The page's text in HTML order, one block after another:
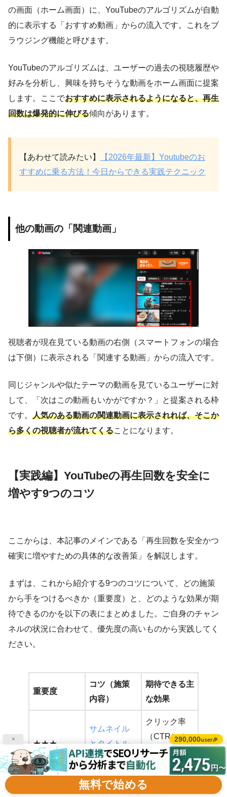
× 290,000user🎉
無料で始める
の画面（ホーム画面）に、YouTubeのアルゴリズムが自動
的に表示する「おすすめ動画」からの流入です。これをブ
ラウジング機能と呼びます。
YouTubeのアルゴリズムは、ユーザーの過去の視聴履歴や
好みを分析し、興味を持ちそうな動画をホーム画面に提案
します。ここでおすすめに表示されるようになると、再生
回数は爆発的に伸びる傾向があります。
【あわせて読みたい】
【2026年最新】Youtubeのお
すすめに乗る方法！今日からできる実践テクニック
他の動画の「関連動画」
視聴者が現在見ている動画の右側（スマートフォンの場合
は下側）に表示される「関連する動画」からの流入です。
同じジャンルや似たテーマの動画を見ているユーザーに対
して、「次はこの動画もいかがですか？」と提案される枠
です。 人気のある動画の関連動画に表示されれば、そこか
ら多くの視聴者が流れてくることになります。
【実践編】YouTubeの再生回数を安全に
増やす9つのコツ
ここからは、本記事のメインである「再生回数を安全かつ
確実に増やすための具体的な改善策」を解説します。
まずは、これから紹介する9つのコツについて、どの施策
から手をつけるべきか（重要度）と、どのような効果が期
待できるのかを以下の表にまとめました。ご自身のチャン
ネルの状況に合わせて、優先度の高いものから実践してく
ださい。
重要度
コツ（施策
内容）
期待できる主
な効果
★★★
サムネイル
とタイトル
作り
クリック率
（CTR）の
向上、再生回
数の即時増加
視聴維持率の